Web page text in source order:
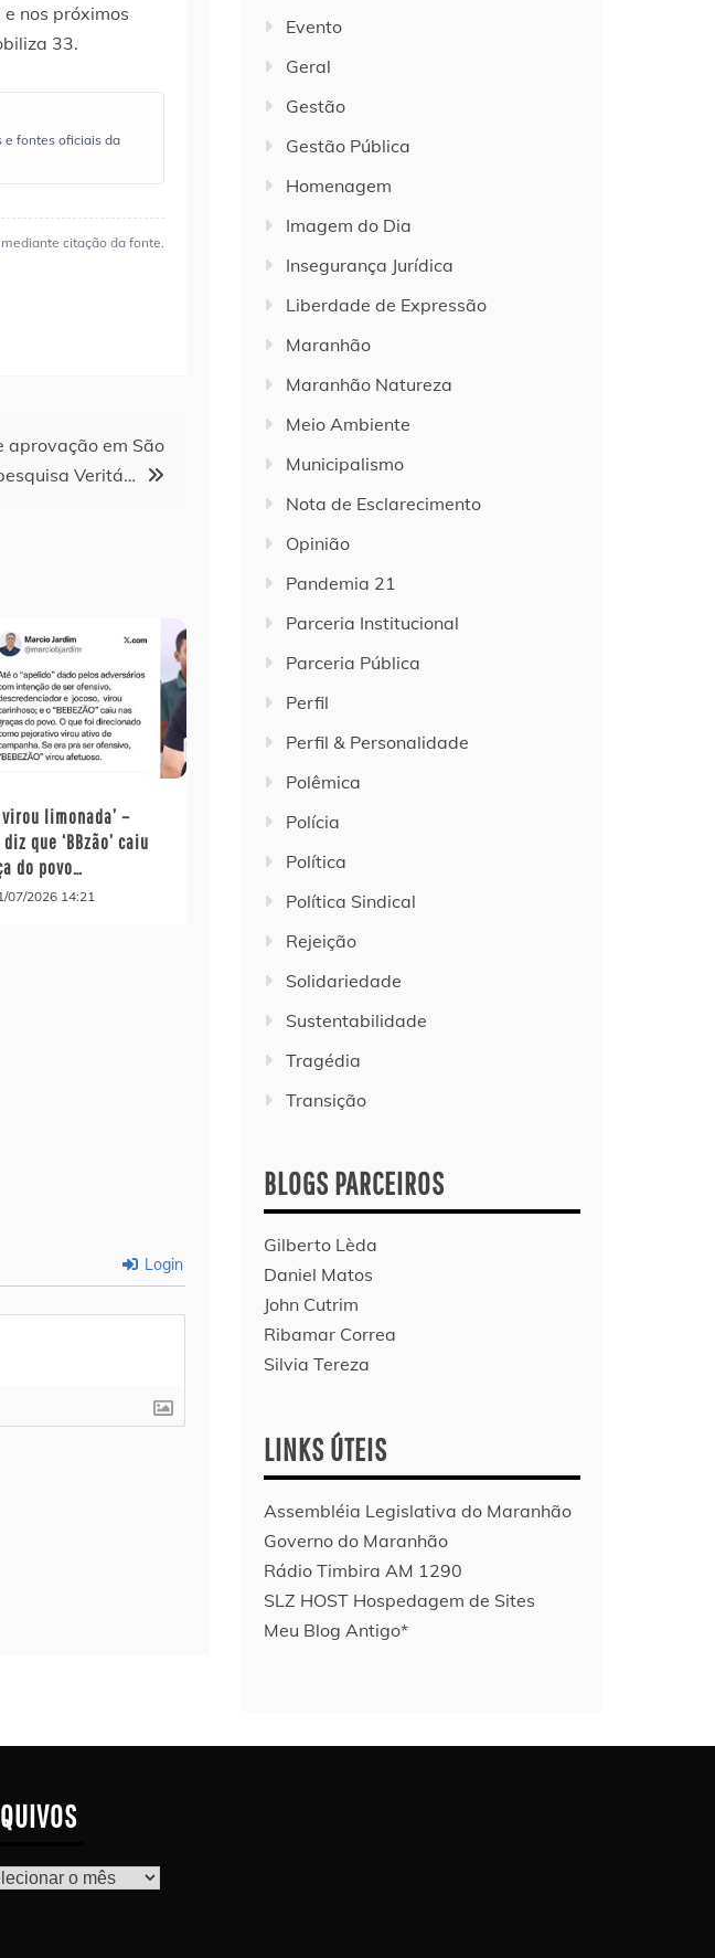
nos próximos
33.
e fontes oficiais da
citação da fonte.
aprovação em São
Veritá…
virou limonada’ –
que ‘BBzão’ caiu
do povo…
07/2026 14:21
Login
Evento
Geral
Gestão
Gestão Pública
Homenagem
Imagem do Dia
Insegurança Jurídica
Liberdade de Expressão
Maranhão
Maranhão Natureza
Meio Ambiente
Municipalismo
Nota de Esclarecimento
Opinião
Pandemia 21
Parceria Institucional
Parceria Pública
Perfil
Perfil & Personalidade
Polêmica
Polícia
Política
Política Sindical
Rejeição
Solidariedade
Sustentabilidade
Tragédia
Transição
BLOGS PARCEIROS
Gilberto Lèda
Daniel Matos
John Cutrim
Ribamar Correa
Silvia Tereza
LINKS ÚTEIS
Assembléia Legislativa do Maranhão
Governo do Maranhão
Rádio Timbira AM 1290
SLZ HOST Hospedagem de Sites
Meu Blog Antigo*